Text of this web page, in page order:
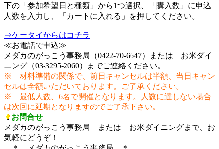
下の「参加希望日と種類」から1つ選択、「購入数」に申込
人数を入力し、「カートに入れる」を押してください。
⇒ケータイからはコチラ
≪お電話で申込≫
メダカのがっこう事務局（0422-70-6647）または お米ダイ
ニング（03-3295-2060）までご連絡ください。
※ 材料準備の関係で、前日キャンセルは半額、当日キャン
セルは全額いただいております。ご了承ください。
※ 最低人数、6名で開催となります。人数に達しない場合
は次回に延期となりますのでご了承下さい。
お問合せ
メダカのがっこう事務局 または お米ダイニングまで、お
気軽にどうぞ！